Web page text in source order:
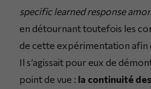
specific learned response
en détournant toutefois les
de cette expérimentation afin
Il s’agissait pour eux de
point de vue : la continuité